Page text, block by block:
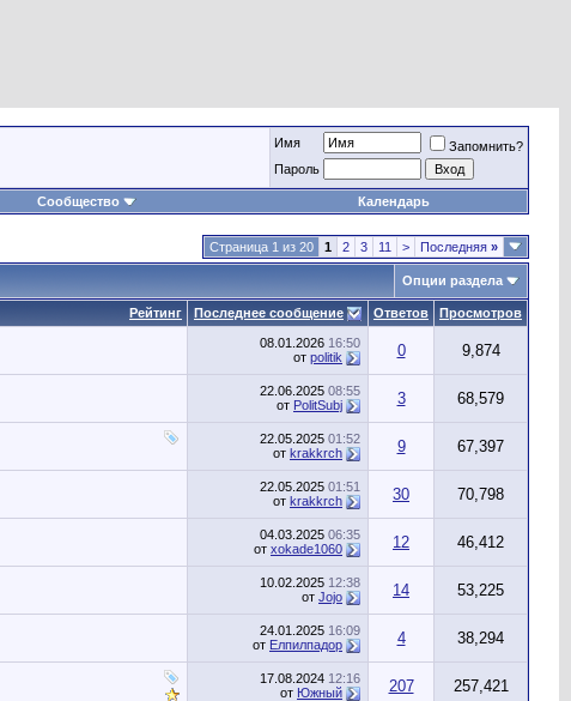
Имя
Запомнить?
Пароль
Сообщество Календарь
Страница 1 из 20 1 2 3 11 > Последняя »
Опции раздела
Рейтинг Последнее сообщение Ответов Просмотров
08.01.2026 16:50
от politik 0 9,874
22.06.2025 08:55
от PolitSubj 3 68,579
22.05.2025 01:52
от krakkrch 9 67,397
22.05.2025 01:51
от krakkrch 30 70,798
04.03.2025 06:35
от xokade1060 12 46,412
10.02.2025 12:38
от Jojo 14 53,225
24.01.2025 16:09
от Елпилпадор 4 38,294
17.08.2024 12:16
от Южный 207 257,421